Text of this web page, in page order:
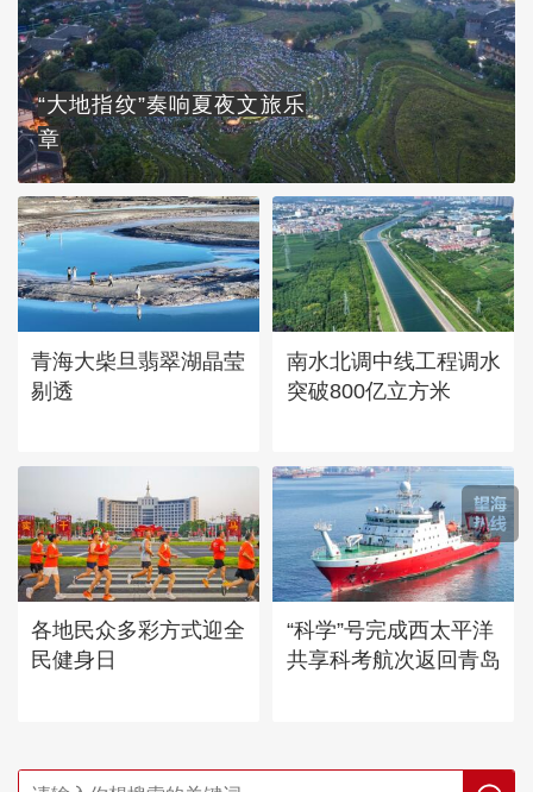
“大地指纹”奏响夏夜文旅乐
章
青海大柴旦翡翠湖晶莹
剔透
南水北调中线工程调水
突破800亿立方米
各地民众多彩方式迎全
民健身日
“科学”号完成西太平洋
共享科考航次返回青岛